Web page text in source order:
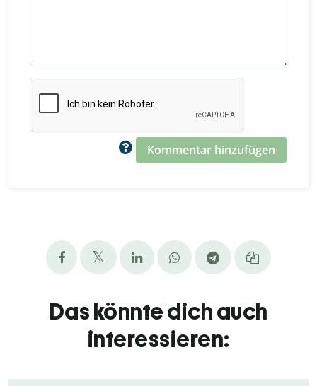
Kommentar hinzufügen
Das könnte dich auch
interessieren: